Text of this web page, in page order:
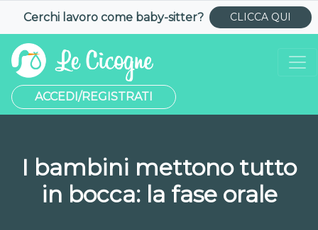
Cerchi lavoro come baby-sitter? CLICCA QUI
ACCEDI/REGISTRATI
I bambini mettono tutto
in bocca: la fase orale